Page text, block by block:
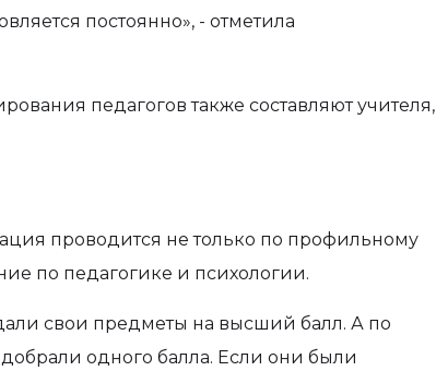
постоянно», - отметила
педагогов также составляют учителя,
проводится не только по профильному
по педагогике и психологии.
свои предметы на высший балл. А по
одного балла. Если они были